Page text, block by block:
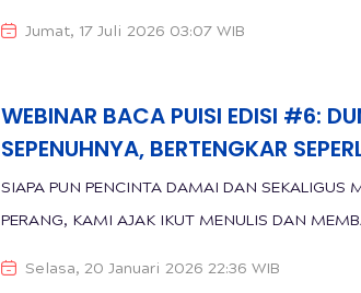
Jumat, 17 Juli 2026 03:07 WIB
WEBINAR BACA PUISI EDISI #6:
SEPENUHNYA, BERTENGKAR
SIAPA PUN PENCINTA DAMAI DAN SEKALIGUS
PERANG, KAMI AJAK IKUT MENULIS DAN
Selasa, 20 Januari 2026 22:36 WIB